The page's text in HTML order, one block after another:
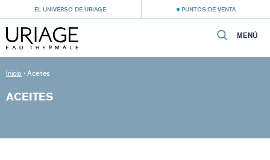
EL UNIVERSO DE URIAGE PUNTOS DE VENTA
MENÚ
Inicio › Aceites
ACEITES